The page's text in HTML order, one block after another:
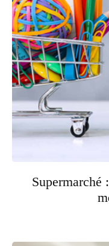
Supermarché